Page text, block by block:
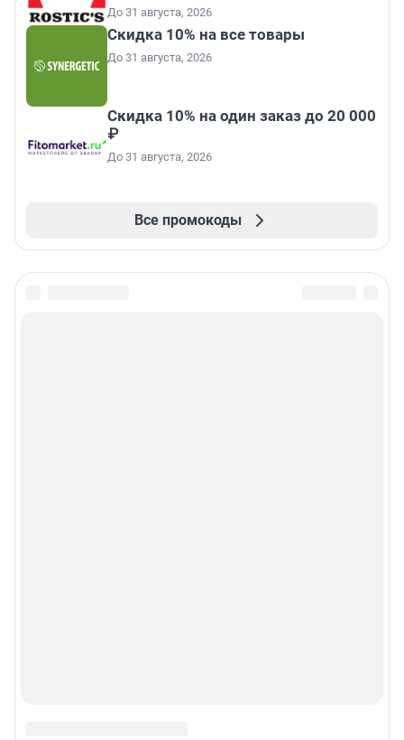
До 31 августа, 2026
Скидка 10% на все товары
До 31 августа, 2026
Скидка 10% на один заказ до 20 000
₽
До 31 августа, 2026
Все промокоды